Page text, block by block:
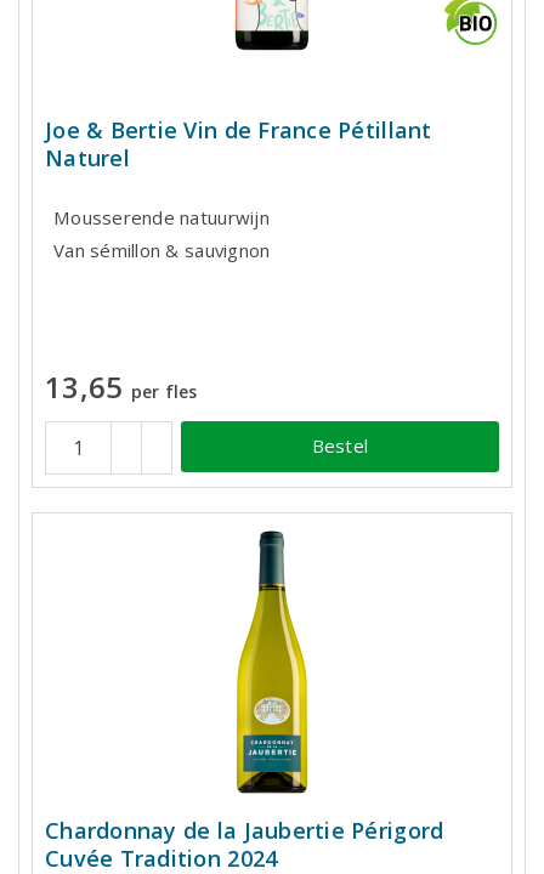
Joe & Bertie Vin de France Pétillant
Naturel
Mousserende natuurwijn
Van sémillon & sauvignon
13,65 per fles
Bestel
Chardonnay de la Jaubertie Périgord
Cuvée Tradition 2024